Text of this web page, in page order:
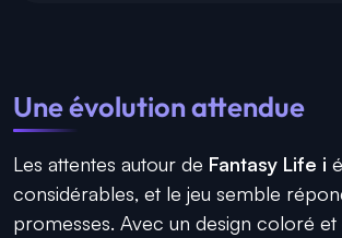
Une évolution attendue
Les attentes autour de Fantasy Life i
considérables, et le jeu semble
promesses. Avec un design coloré et